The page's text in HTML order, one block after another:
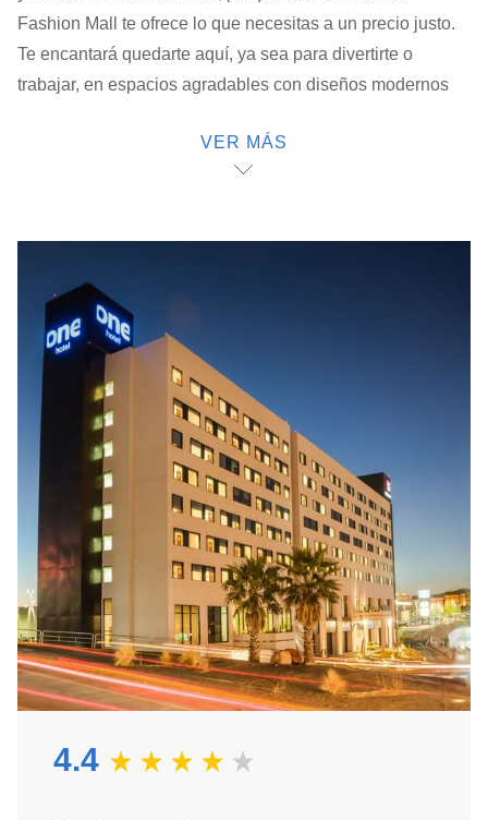
Fashion Mall te ofrece lo que necesitas a un precio justo.
Te encantará quedarte aquí, ya sea para divertirte o
trabajar, en espacios agradables con diseños modernos
lugares en la ciudad, nuestro hotel en Chihuaha está muy
nuestro desayuno one Start que tiene buffet caliente
incluido cada mañana. Tu habitación es ideal para tener
dulces sueños, descansa y siéntete seguro y cómodo.
Hemos pensado en ti, nuestro autoservicio es un concepto
accesible y amigable: café las 24 horas, caja de
seguridad, centro de lavado, secado y planchado. Están
ahí para ti, personaliza tu experiencia.
Queremos que viajes y que tu destino siempre sea
hospedarte en one. Porque con one podrás visitar todo
México. Llega a one, entre semana, finde o una escapada
e inicia un nuevo viaje cada que quieras.
VER MÁS
4.4